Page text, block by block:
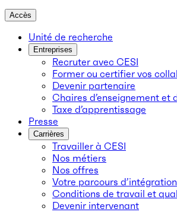
Accès
Unité de recherche
Entreprises
Recruter avec CESI
Former ou certifier vos
Devenir partenaire
Chaires d’enseignement et
Taxe d’apprentissage
Presse
Carrières
Travailler à CESI
Nos métiers
Nos offres
Votre parcours d’intégration
Conditions de travail et
Devenir intervenant